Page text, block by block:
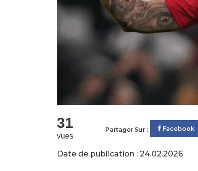
31
vues
Partager Sur : Facebook
Date de publication : 24.02.2026